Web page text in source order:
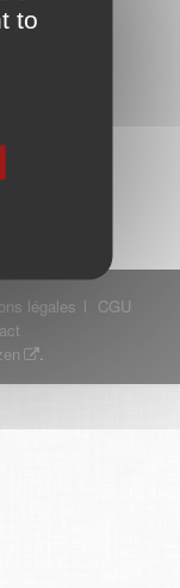
compte
légales
CGU
.
to